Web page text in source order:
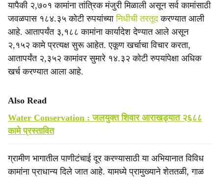
यापैकी २,७०१ कामांना तांत्रिक मंजुरी मिळाली असून सर्व कामांसाठी
जवळपास १८४.३५ कोटी रुपयांच्यानिधीची तरतूदकरण्यात आली
आहे. आतापर्यंत ३,१८८ कामांना कार्यादेश देण्यात आले असून
२,१५२ कामे प्रत्यक्ष सुरू आहेत. एकूण खर्चाचा विचार करता,
आतापर्यंत २,३५२ कामांवर सुमारे १४.३२ कोटी रुपयांपेक्षा अधिक
खर्च करण्यात आला आहे.
Also Read
Water Conservation : जलयुक्त शिवार आराखड्यात २६८८
कामे प्रस्तावित
ग्रामीण भागातील पाणीटंचाई दूर करण्यासाठी या अभियानात विविध
कामांना प्राधान्य दिले जात आहे. यामध्ये प्रामुख्याने शेततळी, गाळ